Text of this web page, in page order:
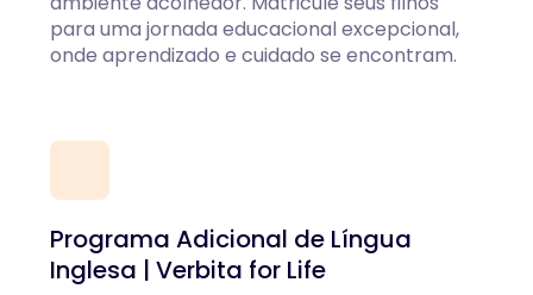
para uma jornada educacional excepcional,
onde aprendizado e cuidado se encontram.
Programa Adicional de Língua
Inglesa | Verbita for Life